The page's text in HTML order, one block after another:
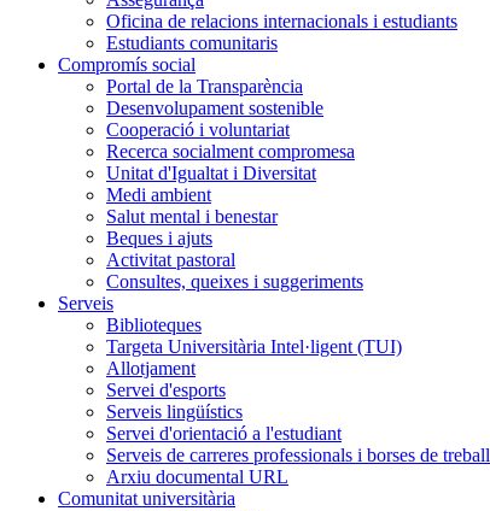
Oficina de relacions internacionals i estudiants
Estudiants comunitaris
Compromís social
Portal de la Transparència
Desenvolupament sostenible
Cooperació i voluntariat
Recerca socialment compromesa
Unitat d'Igualtat i Diversitat
Medi ambient
Salut mental i benestar
Beques i ajuts
Activitat pastoral
Consultes, queixes i suggeriments
Serveis
Biblioteques
Targeta Universitària Intel·ligent (TUI)
Allotjament
Servei d'esports
Serveis lingüístics
Servei d'orientació a l'estudiant
Serveis de carreres professionals i borses de treball
Arxiu documental URL
Comunitat universitària